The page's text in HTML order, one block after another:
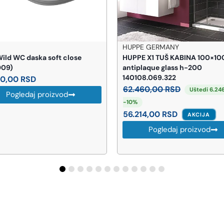
GERMANY
X1 TUŠ KABINA 100×100
glass h-200
RSD
HERZ
HERZ UNITAS Sifon za veš
ms UH16501
2.510,00RSD
Pogledaj proizvod